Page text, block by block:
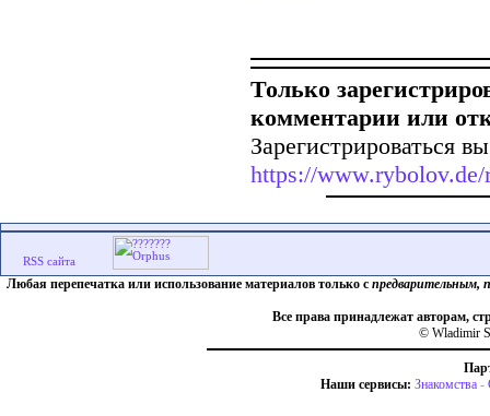
Только
комментарии или
Зарегистрироваться
https://www.rybolov.de/
Любая перепечатка или использование материалов только с предварительным,
Все права принадлежат авторам,
© Wladimir
Наши сервисы: Знакомства -